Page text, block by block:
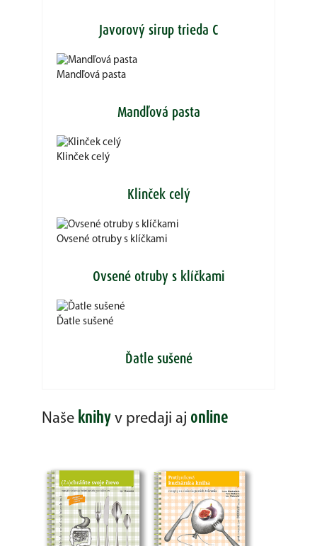
Javorový sirup trieda C
Mandľová pasta
Mandľová pasta
Klinček celý
Klinček celý
Ovsené otruby s klíčkami
Ovsené otruby s klíčkami
Ďatle sušené
Ďatle sušené
Naše knihy v predaji aj online